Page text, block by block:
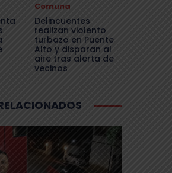
Comuna
Delincuentes
realizan violento
turbazo en Puente
Alto y disparan al
aire tras alerta de
vecinos